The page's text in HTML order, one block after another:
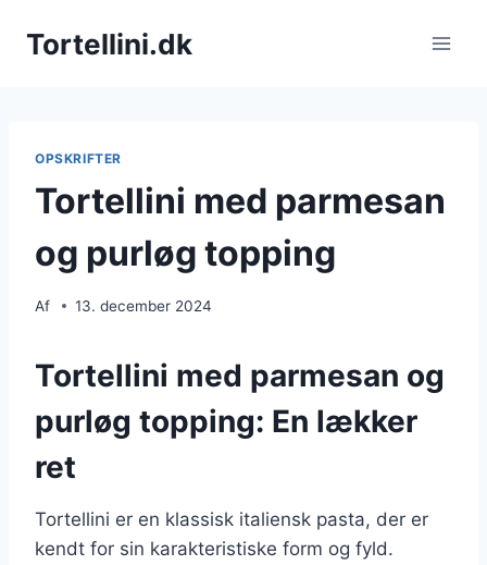
Tortellini.dk
OPSKRIFTER
Tortellini med parmesan
og purløg topping
Af 13. december 2024
Tortellini med parmesan og
purløg topping: En lækker
ret
Tortellini er en klassisk italiensk pasta, der er
kendt for sin karakteristiske form og fyld.